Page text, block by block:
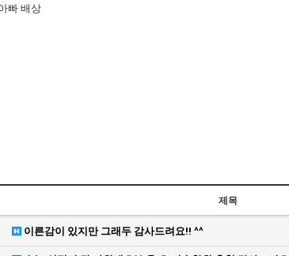
빠 배상
제목
이른감이 있지만 그래두 감사드려요!! ^^